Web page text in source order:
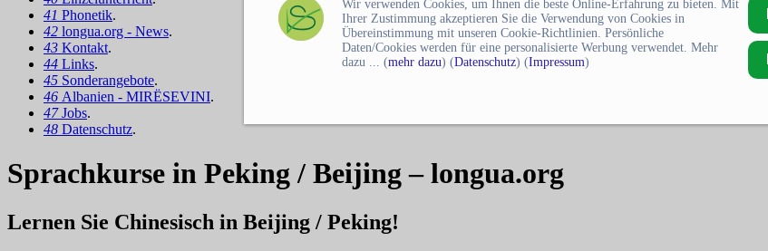
41 Phonetik.
42 longua.org - News.
43 Kontakt.
44 Links.
45 Sonderangebote.
46 Albanien - MIRËSEVINI.
47Jobs.
48 Datenschutz.
Wir verwenden Cookies, um Ihnen die beste Online-Erfahrung zu bieten. Mit
Ihrer Zustimmung akzeptieren Sie die Verwendung von Cookies in
Übereinstimmung mit unseren Cookie-Richtlinien. Persönliche
Daten/Cookies werden für eine personalisierte Werbung verwendet. Mehr
dazu ... (mehr dazu) (Datenschutz) (Impressum)
Sprachkurse in Peking / Beijing – longua.org
Lernen Sie Chinesisch in Beijing / Peking!